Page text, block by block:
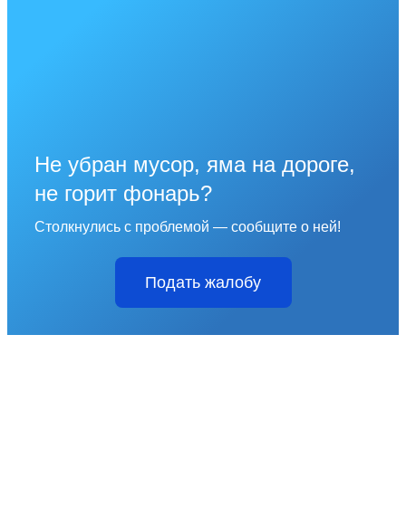
Не убран мусор, яма на дороге,
не горит фонарь?
Столкнулись с проблемой — сообщите о ней!
Подать жалобу